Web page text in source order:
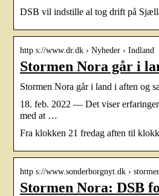
DSB vil indstille al tog drift på
http s://www.dr.dk › Nyheder › Indland
Stormen Nora går i
Stormen Nora går i land i aften og
18. feb. 2022 — Det viser
med at …
Fra klokken 21 fredag aften til
http s://www.sonderborgnyt.dk ›
Stormen Nora: DSB